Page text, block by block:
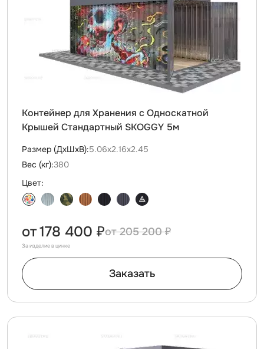
Контейнер для Хранения с Односкатной
Крышей Стандартный SKOGGY 5м
Размер (ДxШxВ):5.06х2.16х2.45
Вес (кг):380
Цвет:
205 200 ₽
от178 400 ₽
За изделие в цинке
Заказать